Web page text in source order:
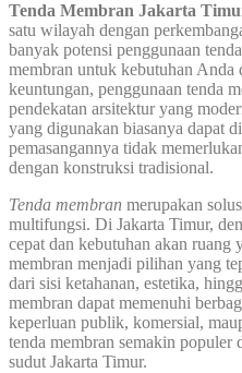
Tenda Membran Jakarta
satu wilayah dengan
banyak potensi penggunaan
membran untuk kebutuhan
keuntungan, penggunaan tenda
pendekatan arsitektur yang
yang digunakan biasanya dapat
pemasangannya tidak
dengan konstruksi tradisional.
Tenda membran merupakan
multifungsi. Di Jakarta Timur,
cepat dan kebutuhan akan ruang
membran menjadi pilihan yang
dari sisi ketahanan, estetika,
membran dapat memenuhi
keperluan publik, komersial,
tenda membran semakin populer
sudut Jakarta Timur.